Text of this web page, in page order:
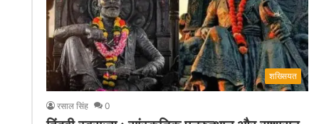
शख्सियत
रसाल सिंह 0